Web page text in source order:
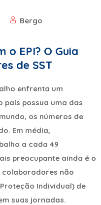
Bergo
o EPI? O Guia
de SST
enfrenta um
possua uma das
os números de
Em média,
a cada 49
preocupante ainda é o
colaboradores não
Individual) de
suas jornadas.